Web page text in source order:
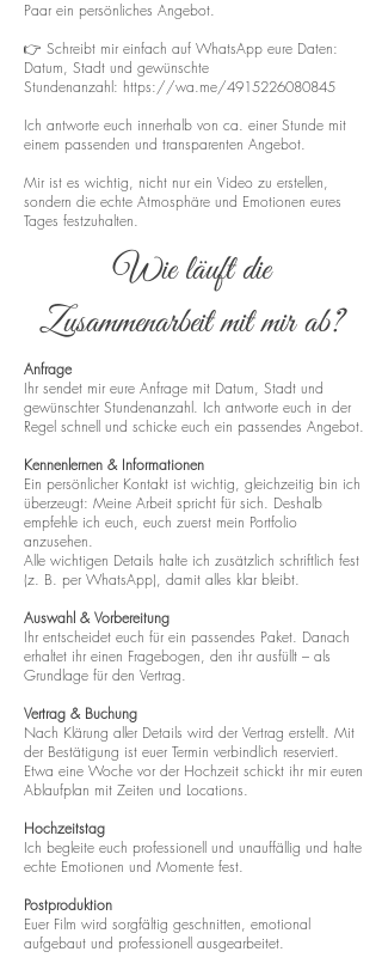
Paar ein persönliches Angebot.
👉 Schreibt mir einfach auf WhatsApp eure Daten:
Datum, Stadt und gewünschte
Stundenanzahl: https://wa.me/4915226080845
Ich antworte euch innerhalb von ca. einer Stunde mit
einem passenden und transparenten Angebot.
Mir ist es wichtig, nicht nur ein Video zu erstellen,
sondern die echte Atmosphäre und Emotionen eures
Tages festzuhalten.
Wie läuft die
Zusammenarbeit mit mir ab?
Anfrage
Ihr sendet mir eure Anfrage mit Datum, Stadt und
gewünschter Stundenanzahl. Ich antworte euch in der
Regel schnell und schicke euch ein passendes Angebot.
Kennenlernen & Informationen
Ein persönlicher Kontakt ist wichtig, gleichzeitig bin ich
überzeugt: Meine Arbeit spricht für sich. Deshalb
empfehle ich euch, euch zuerst mein Portfolio
anzusehen.
Alle wichtigen Details halte ich zusätzlich schriftlich fest
(z. B. per WhatsApp), damit alles klar bleibt.
Auswahl & Vorbereitung
Ihr entscheidet euch für ein passendes Paket. Danach
erhaltet ihr einen Fragebogen, den ihr ausfüllt – als
Grundlage für den Vertrag.
Vertrag & Buchung
Nach Klärung aller Details wird der Vertrag erstellt. Mit
der Bestätigung ist euer Termin verbindlich reserviert.
Etwa eine Woche vor der Hochzeit schickt ihr mir euren
Ablaufplan mit Zeiten und Locations.
Hochzeitstag
Ich begleite euch professionell und unauffällig und halte
echte Emotionen und Momente fest.
Postproduktion
Euer Film wird sorgfältig geschnitten, emotional
aufgebaut und professionell ausgearbeitet.